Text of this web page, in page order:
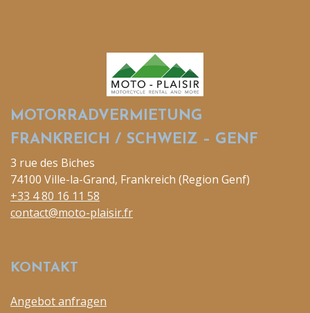
MOTORRADVERMIETUNG
FRANKREICH / SCHWEIZ – GENF
3 rue des Biches
74100 Ville-la-Grand, Frankreich (Region Genf)
+33 4 80 16 11 58
contact@moto-plaisir.fr
KONTAKT
Angebot anfragen